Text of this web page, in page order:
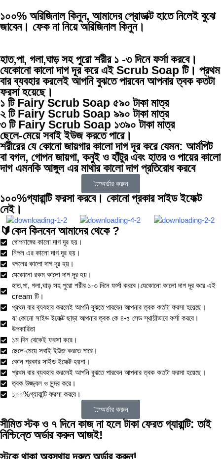
১০০% অরিজিনাল কিনুন, আমাদের প্রোডাক্ট হাতে নিলেই বুঝে
জাবেন। ফেক না নিয়ে অরিজিনাল কিনুন।
হাত,পা, গলা,ঘাড় সহ পুরো শরীর ১ -৩ দিনে ফর্সা করবে।
যেকোনো কালো দাগ দূর করে এই Scrub Soap টি। প্রথম
বার ব্যবহার করলেই আপনি বুঝতে পারবেন আপনার ত্বক কতটা
ফরসা হয়েছে।
১ টি Fairy Scrub Soap ৫৯০ টাকা মাত্র
২ টি Fairy Scrub Soap ৯৯০ টাকা মাত্র
৩ টি Fairy Scrub Soap ১৩৯০ টাকা মাত্র
ছেলে-মেয়ে সবাই ইউজ করতে পারে।
শরীরের যে কোনো জায়গার কালো দাগ দূর করে যেমন: আর্মপিট
বা বগল, গোপন জায়গা, কনুই ও হাঁটুর এবং হাতর ও পায়ের কালো
দাগ এমনকি আঙ্গুল এর মাথার কালো দাগ প্রতিরোধ করবে
অর্ডার করুন
১০০%গ্যারান্টি ফরসা করবে। কোনো প্রকার সাইড ইফেক্ট
নেই।
🔰কেন কিনবেন আমাদের থেকে ?
গোপনাঙ্গের কালো দাগ দূর হয়।
নিপল এর কালো দাগ দূর হয়।
বগলের কালো দাগ দূর হয়।
যেকোনো রকম কালো দাগ দূর হয়।
হাত,পা, গলা,ঘাড় সহ পুরো শরীর ১-৩ দিনে ফর্সা করবে।যেকোনো কালো দাগ দূর করে এই
cream টি।
প্রথম বার ব্যবহার করলেই আপনি বুঝতে পারবেন আপনার ত্বক কতটা ফরসা হয়েছে।
যা কোনো সাইড ইফেক্ট ছাড়া আপনার ত্বক কে ৪-৫ সেড স্থায়ীভাবে ফর্সা করবে।
উপকারিতা
১ম দিন থেকেই ফরসা করে।
ছেলে-মেয়ে সবাই ইউজ করতে পারে।
কোন প্রকার সাইড ইফেক্ট হয়না।
প্রথম বার ব্যবহার করলেই আপনি বুঝতে পারবেন আপনার ত্বক কতটা ফরসা হয়েছে।
ত্বক উজ্জ্বল ও সুন্দর করে।
১০০%গ্যারান্টি ফরসা করবে।
অর্ডার করুন
সীমিত স্টক ও ৭ দিনে কাজ না হলে টাকা ফেরত গ্যারান্টি: তাই
নিশ্চিন্তে অর্ডার করুন আজই!